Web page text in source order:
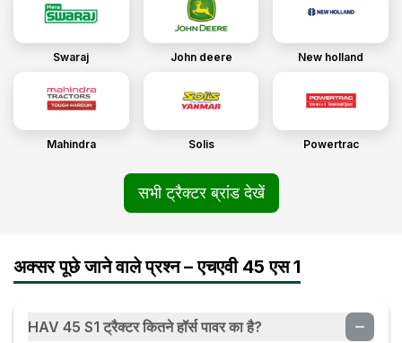
Swaraj John deere New holland
Mahindra Solis Powertrac
सभी ट्रैक्टर ब्रांड देखें
अक्सर पूछे जाने वाले प्रश्न – एचएवी 45 एस 1
HAV 45 S1 ट्रैक्टर कितने हॉर्स पावर का है?